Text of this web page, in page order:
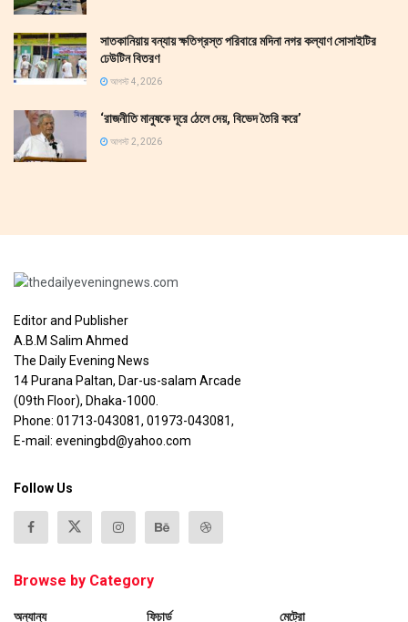
সাতকানিয়ায় বন্যায় ক্ষতিগ্রস্ত পরিবারে মদিনা নগর কল্যাণ সোসাইটির
ঢেউটিন বিতরণ
আগস্ট 4, 2026
‘রাজনীতি মানুষকে দূরে ঠেলে দেয়, বিভেদ তৈরি করে’
আগস্ট 2, 2026
Editor and Publisher
A.B.M Salim Ahmed
The Daily Evening News
14 Purana Paltan, Dar-us-salam Arcade
(09th Floor), Dhaka-1000.
Phone: 01713-043081, 01973-043081,
E-mail: eveningbd@yahoo.com
Follow Us
Browse by Category
অন্যান্য ফিচার্ড মেট্রো